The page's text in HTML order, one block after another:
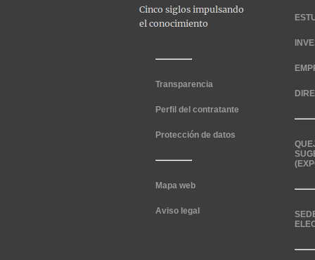
Transparencia
Perfil del contratante
Protección de datos
Mapa web
Aviso legal